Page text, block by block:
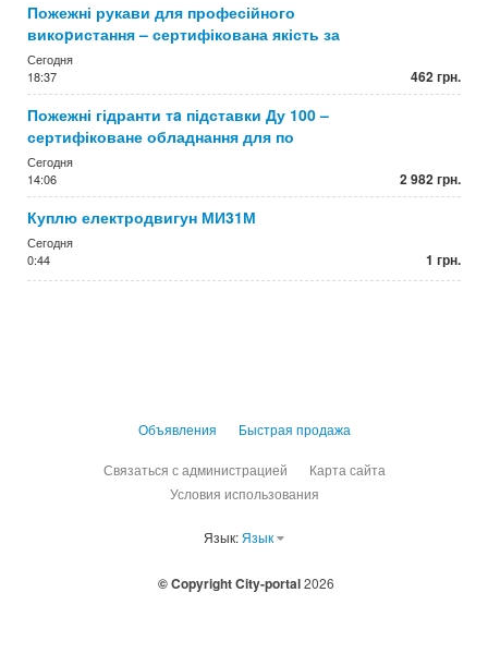
Пожежні рукави для професійного
викоpистання – сертифікована якість за
Сегодня
18:37
462 грн.
Пожежні гідранти тa підставки Ду 100 –
сертифіковане обладнання для по
Сегодня
14:06
2 982 грн.
Куплю електродвигун МИ31М
Сегодня
0:44
1 грн.
Объявления Быстрая продажа
Связаться с администрацией
Карта сайта
Условия использования
Язык: Язык
© Copyright City-portal2026